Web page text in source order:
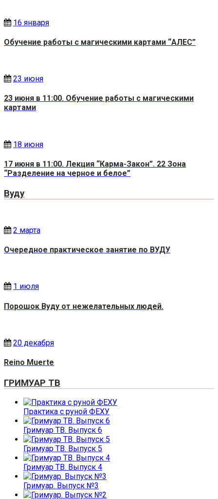
16 января
Обучение работы с магическими картами “АЛЕС”
23 июня
23 июня в 11:00. Обучение работы с магическими
картами
18 июня
17 июня в 11:00. Лекция “Карма-Закон”. 22 Зона
“Разделение на черное и белое”
Вуду
2 марта
Очередное практическое занятие по ВУДУ
1 июля
Порошок Вуду от нежелательных людей.
20 декабря
Reino Muerte
ГРИМУАР ТВ
Практика с руной ФЕХУ
Гримуар ТВ. Выпуск 6
Гримуар ТВ. Выпуск 5
Гримуар ТВ. Выпуск 4
Гримуар. Выпуск №3